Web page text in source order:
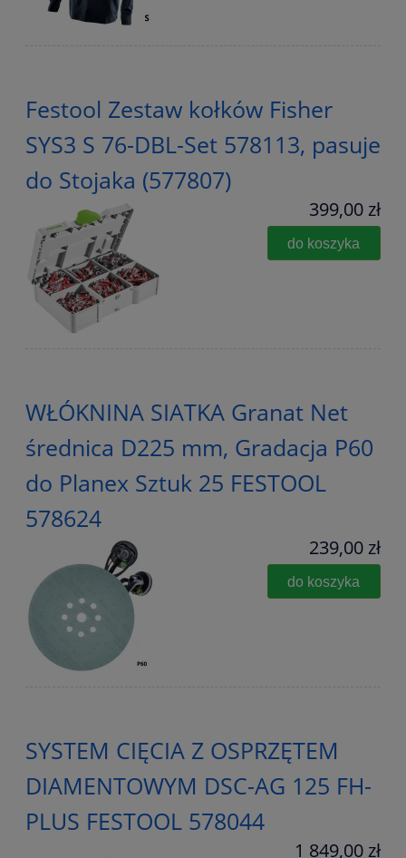
Festool Zestaw kołków Fisher
SYS3 S 76-DBL-Set 578113, pasuje
do Stojaka (577807)
399,00 zł
do koszyka
WŁÓKNINA SIATKA Granat Net
średnica D225 mm, Gradacja P60
do Planex Sztuk 25 FESTOOL
578624
239,00 zł
do koszyka
SYSTEM CIĘCIA Z OSPRZĘTEM
DIAMENTOWYM DSC-AG 125 FH-
PLUS FESTOOL 578044
1 849,00 zł